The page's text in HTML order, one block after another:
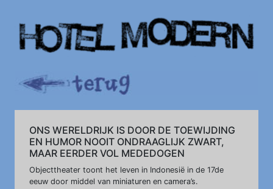
ONS WERELDRIJK IS DOOR DE TOEWIJDING
EN HUMOR NOOIT ONDRAAGLIJK ZWART,
MAAR EERDER VOL MEDEDOGEN
Objecttheater toont het leven in Indonesië in de 17de
eeuw door middel van miniaturen en camera’s.